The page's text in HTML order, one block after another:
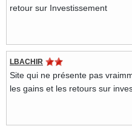
retour sur Investissement
LBACHIR
Site qui ne présente pas
les gains et les retours sur